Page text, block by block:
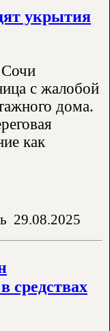
укрытия
Сочи
с жалобой
дома.
как
29.08.2025
средствах